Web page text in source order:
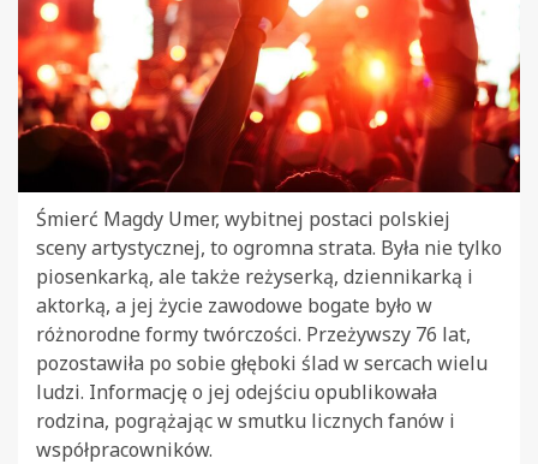
Śmierć Magdy Umer, wybitnej postaci polskiej
sceny artystycznej, to ogromna strata. Była nie tylko
piosenkarką, ale także reżyserką, dziennikarką i
aktorką, a jej życie zawodowe bogate było w
różnorodne formy twórczości. Przeżywszy 76 lat,
pozostawiła po sobie głęboki ślad w sercach wielu
ludzi. Informację o jej odejściu opublikowała
rodzina, pogrążając w smutku licznych fanów i
współpracowników.